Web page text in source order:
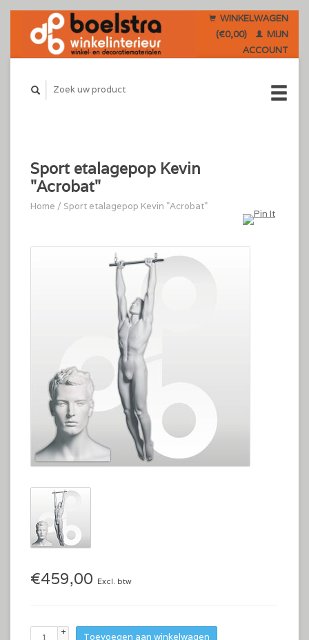
WINKELWAGEN
(€0,00)
MIJN
ACCOUNT
Sport etalagepop Kevin
"Acrobat"
Home / Sport etalagepop Kevin "Acrobat"
€459,00 Excl. btw
+
Toevoegen aan winkelwagen